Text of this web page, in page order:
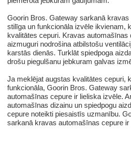
Goorin Bros. Gateway sarkanā
stilīga un funkcionāla izvēle ikvienam,
kvalitātes cepuri. Kravas automašīnas
aizmuguri nodrošina atbilstošu
karstās dienās. Turklāt spiedpoga
drošu piegulšanu jebkuram galvas
Ja meklējat augstas kvalitātes cepuri,
funkcionāla, Goorin Bros. Gateway
automašīnas cepure ir lieliska izvēle.
automašīnas dizainu un spiedpogu
cepure noteikti piesaistīs uzmanību.
sarkanā kravas automašīnas cepure